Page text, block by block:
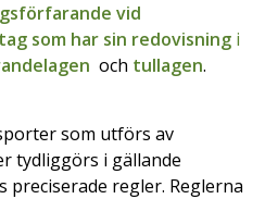
vid
som har sin redovisning i
och tullagen.
som utförs av
tydliggörs i gällande
preciserade regler. Reglerna